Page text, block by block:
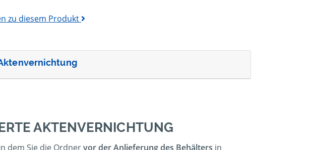
zu diesem Produkt
AKTENVERNICHTUNG
dem Sie die Ordnervor der Anlieferung des Behälters in